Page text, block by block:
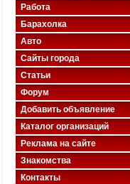
Работа
Барахолка
Авто
Сайты города
Статьи
Форум
Добавить объявление
Каталог организаций
Реклама на сайте
Знакомства
Контакты